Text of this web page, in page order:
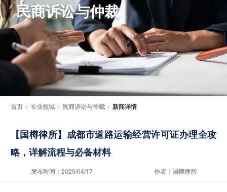
民商诉讼与仲裁
首页 / 专业领域 / 民商诉讼与仲裁 / 新闻详情
【国樽律所】成都市道路运输经营许可证办理全攻
略，详解流程与必备材料
发布时间：2025/04/17 作者：国樽律所